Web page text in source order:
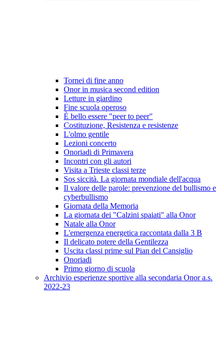
Tornei di fine anno
Onor in musica second edition
Letture in giardino
Fine scuola operoso
È bello essere "peer to peer"
Costituzione, Resistenza e resistenze
L'olmo gentile
Lezioni concerto
Onoriadi di Primavera
Incontri con gli autori
Visita a Trieste classi terze
Sos siccità. La giornata mondiale dell'acqua
Il valore delle parole: prevenzione del bullismo e
cyberbullismo
Giornata della Memoria
La giornata dei "Calzini spaiati" alla Onor
Natale alla Onor
L'emergenza energetica raccontata dalla 3 B
Il delicato potere della Gentilezza
Uscita classi prime sul Pian del Cansiglio
Onoriadi
Primo giorno di scuola
Archivio esperienze sportive alla secondaria Onor a.s.
2022-23